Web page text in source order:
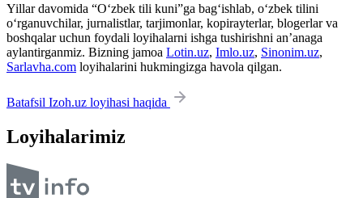
Yillar davomida “O‘zbek tili kuni”ga bag‘ishlab, o‘zbek tilini
o‘rganuvchilar, jurnalistlar, tarjimonlar, kopirayterlar, blogerlar va
boshqalar uchun foydali loyihalarni ishga tushirishni an’anaga
aylantirganmiz. Bizning jamoa Lotin.uz, Imlo.uz, Sinonim.uz,
Sarlavha.com loyihalarini hukmingizga havola qilgan.
Batafsil Izoh.uz loyihasi haqida
Loyihalarimiz